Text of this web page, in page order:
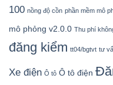
100 nồng độ cồn phần mềm mô
mô phỏng v2.0.0 Thu phí
đăng kiểm tt04/bgtvt tư
Xe điện Ô tô Ô tô điện